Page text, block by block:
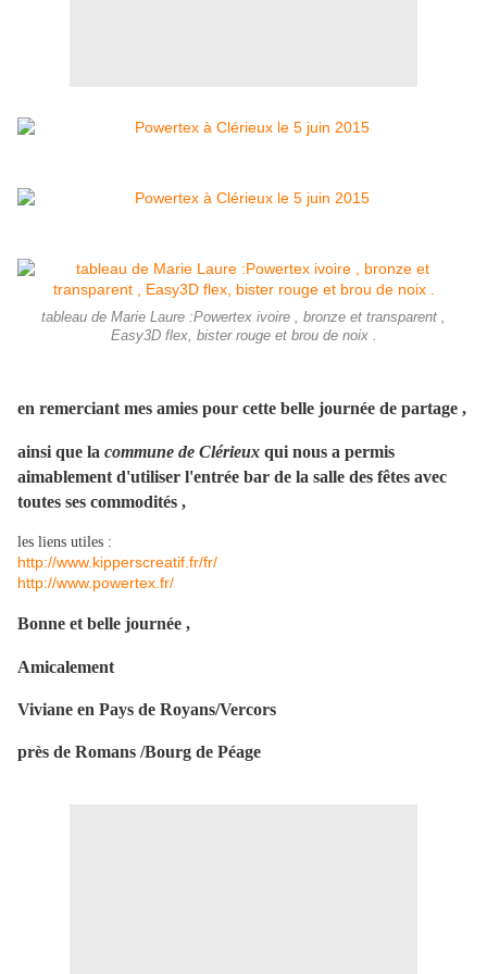
tableau de Marie Laure :Powertex ivoire , bronze et transparent ,
Easy3D flex, bister rouge et brou de noix .
en remerciant mes amies pour cette belle journée de partage ,
ainsi que la commune de Clérieux qui nous a permis
aimablement d'utiliser l'entrée bar de la salle des fêtes avec
toutes ses commodités ,
les liens utiles :
http://www.kipperscreatif.fr/fr/
http://www.powertex.fr/
Bonne et belle journée ,
Amicalement
Viviane en Pays de Royans/Vercors
près de Romans /Bourg de Péage